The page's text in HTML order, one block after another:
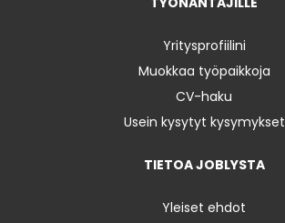
Yritysprofiilini
Muokkaa työpaikkoja
CV-haku
Usein kysytyt kysymykset
TIETOA JOBLYSTA
Yleiset ehdot